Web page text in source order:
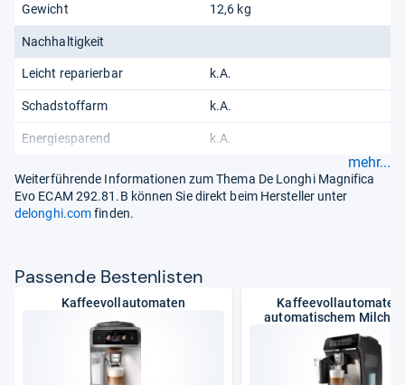
Gewicht 12,6 kg
Nachhaltigkeit
Leicht reparierbar k.A.
Schadstoffarm k.A.
Energiesparend k.A.
mehr...
Weiterführende Informationen zum Thema De Longhi Magnifica
Evo ECAM 292.81.B können Sie direkt beim Hersteller unter
delonghi.comfinden.
Pas­sende Bes­ten­lis­ten
Kaffeevollautomaten
Kaffeevollautomaten
automatischem